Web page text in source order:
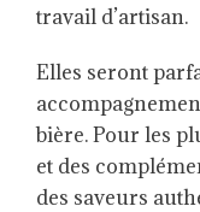
travail d’artisan.
Elles seront
bière. Pour les
et des
des saveurs